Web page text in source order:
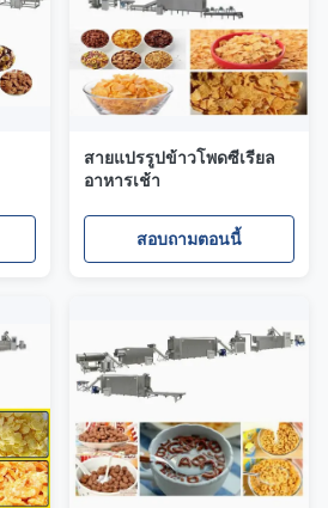
สายแปรรูปข้าวโพดซีเรียล
อาหารเช้า
สอบถามตอนนี้